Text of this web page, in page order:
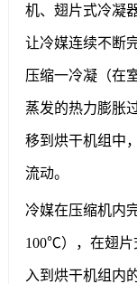
机、翅片式冷凝
让冷媒连续不断
压缩一冷凝（在
蒸发的热力膨胀
移到烘干机组中
流动。
冷媒在压缩机内
100℃），在翅片
入到烘干机组内